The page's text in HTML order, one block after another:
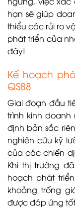
hạn sẽ giúp
thiểu các rủi ro
phát triển của
đây!
Kế hoạch
QS88
Giai đoạn đầu
trình kinh
định bản sắc
nghiên cứu kỹ
của các chiến
Khi thị trường
hoạch phát
khoảng trống
được đáp ứng